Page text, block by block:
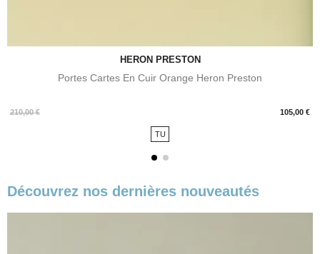
HERON PRESTON
Portes Cartes En Cuir Orange Heron Preston
210,00 € 105,00 €
Prix
TU
Découvrez nos dernières nouveautés